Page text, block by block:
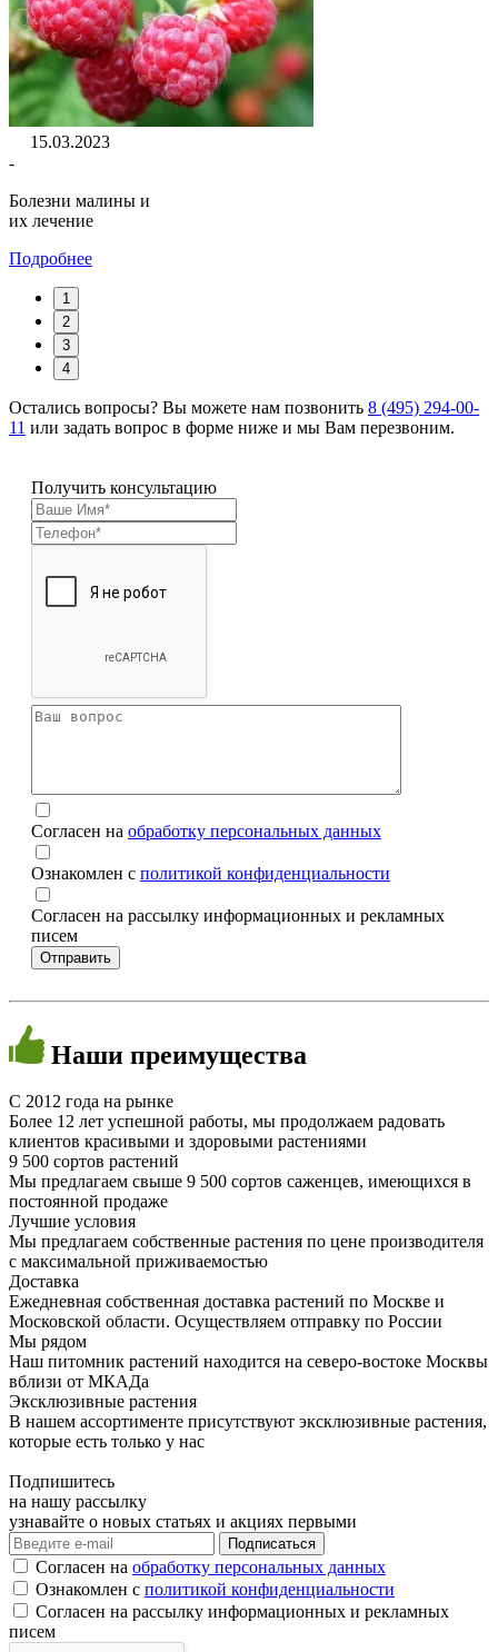
15.03.2023
-
Болезни малины и
их лечение
Подробнее
1
2
3
4
Остались вопросы? Вы можете нам позвонить 8 (495) 294-00-
11 или задать вопрос в форме ниже и мы Вам перезвоним.
Получить консультацию
Согласен на обработку персональных данных
Ознакомлен с политикой конфиденциальности
Согласен на рассылку информационных и рекламных
писем
Наши преимущества
C 2012 года на рынке
Более 12 лет успешной работы, мы продолжаем радовать
клиентов красивыми и здоровыми растениями
9 500 сортов растений
Мы предлагаем свыше 9 500 сортов саженцев, имеющихся в
постоянной продаже
Лучшие условия
Мы предлагаем собственные растения по цене производителя
с максимальной приживаемостью
Доставка
Ежедневная собственная доставка растений по Москве и
Московской области. Осуществляем отправку по России
Мы рядом
Наш питомник растений находится на северо-востоке Москвы
вблизи от МКАДа
Эксклюзивные растения
В нашем ассортименте присутствуют эксклюзивные растения,
которые есть только у нас
Подпишитесь
на нашу рассылку
узнавайте о новых статьях и акциях первыми
Согласен на обработку персональных данных
Ознакомлен с политикой конфиденциальности
Согласен на рассылку информационных и рекламных
писем